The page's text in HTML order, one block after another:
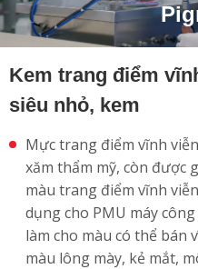
Kem trang điểm
siêu nhỏ, kem
Mực trang điểm vĩnh
xăm thẩm mỹ, còn được
màu trang điểm vĩnh
dụng cho PMU máy
làm cho màu có thể bán
màu lông mày, kẻ mắt,